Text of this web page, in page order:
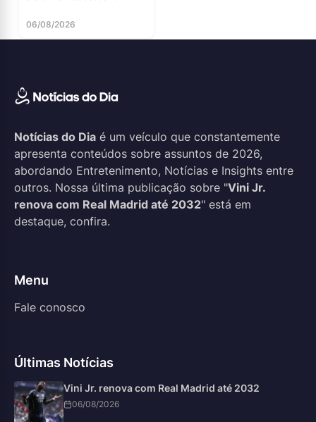
06/08/2026
Notícias do Dia é um veículo que constantemente
apresenta conteúdos sobre assuntos de 2026,
abordando Entretenimento, Notícias e Insights entre
outros. Nossa última publicação sobre "Vini Jr.
renova com Real Madrid até 2032" está em
destaque, confira.
Menu
Fale conosco
Últimas Notícias
Vini Jr. renova com Real Madrid até 2032
06/08/2026